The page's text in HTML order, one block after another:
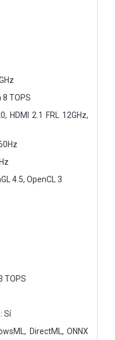
8 TOPS
HDMI 2.1 FRL 12GHz,
4.5, OpenCL 3
TOPS
Sí
DirectML, ONNX